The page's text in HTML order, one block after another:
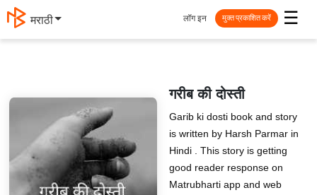
मराठी ☰
लॉग इन मुक्त प्रकाशित करें
गरीब की दोस्ती
Garib ki dosti book and story
is written by Harsh Parmar in
Hindi . This story is getting
good reader response on
Matrubharti app and web